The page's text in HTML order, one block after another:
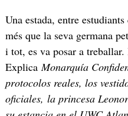
Una estada, entre
més que la seva germana
i tot, es va posar a
ExplicaMonarquía
protocolos reales, los
oficiales, la princesa